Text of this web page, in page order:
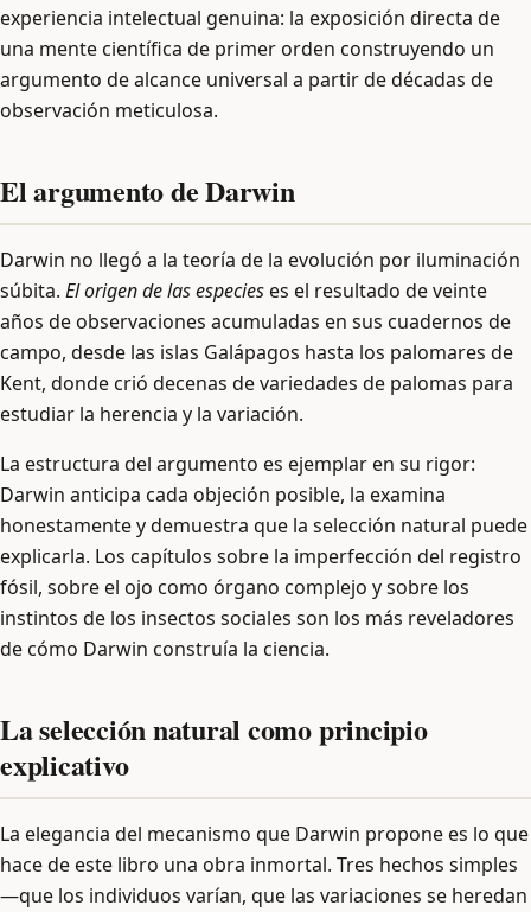
experiencia intelectual genuina: la exposición directa de
una mente científica de primer orden construyendo un
argumento de alcance universal a partir de décadas de
observación meticulosa.
El argumento de Darwin
Darwin no llegó a la teoría de la evolución por iluminación
súbita. El origen de las especieses el resultado de veinte
años de observaciones acumuladas en sus cuadernos de
campo, desde las islas Galápagos hasta los palomares de
Kent, donde crió decenas de variedades de palomas para
estudiar la herencia y la variación.
La estructura del argumento es ejemplar en su rigor:
Darwin anticipa cada objeción posible, la examina
honestamente y demuestra que la selección natural puede
explicarla. Los capítulos sobre la imperfección del registro
fósil, sobre el ojo como órgano complejo y sobre los
instintos de los insectos sociales son los más reveladores
de cómo Darwin construía la ciencia.
La selección natural como principio
explicativo
La elegancia del mecanismo que Darwin propone es lo que
hace de este libro una obra inmortal. Tres hechos simples
—que los individuos varían, que las variaciones se heredan